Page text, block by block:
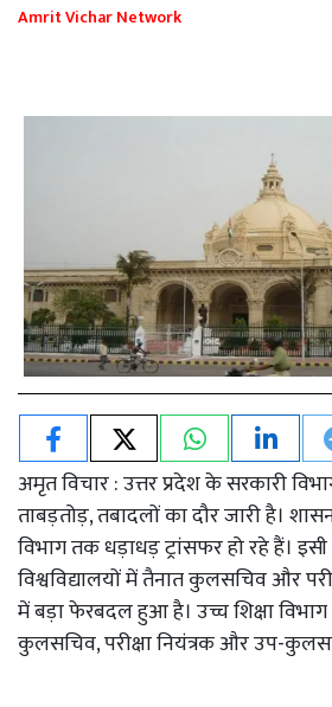
Amrit Vichar Network
अमृत विचार : उत्तर प्रदेश के सरकारी
ताबड़तोड़, तबादलों का दौर जारी है।
विभाग तक धड़ाधड़ ट्रांसफर हो रहे हैं। इसी
विश्वविद्यालयों में तैनात कुलसचिव और
में बड़ा फेरबदल हुआ है। उच्च शिक्षा विभाग
कुलसचिव, परीक्षा नियंत्रक और उप-